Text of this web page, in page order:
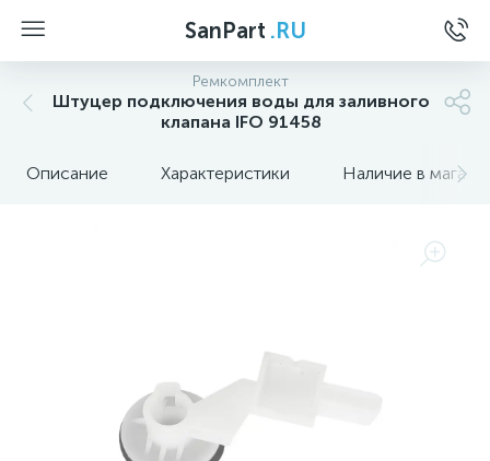
SanPart .RU
Ремкомплект
Штуцер подключения воды для заливного
клапана IFO 91458
Описание Характеристики Наличие в